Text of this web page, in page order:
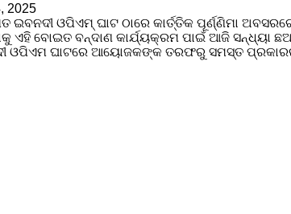
2025
ଇବନଦୀ ଓପିଏମ୍ ଘାଟ ଠାରେ କାର୍ତ୍ତିକ ପୂର୍ଣ୍ଣିମା
ବୋଇତ ବନ୍ଦାଣ କାର୍ଯ୍ୟକ୍ରମ ପାଇଁ ଆଜି ସନ୍ଧ୍ୟା
ଓପିଏମ ଘାଟରେ ଆୟୋଜକଙ୍କ ତରଫରୁ ସମସ୍ତ